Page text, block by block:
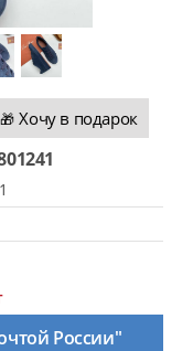
🎁 Хочу в подарок
России"